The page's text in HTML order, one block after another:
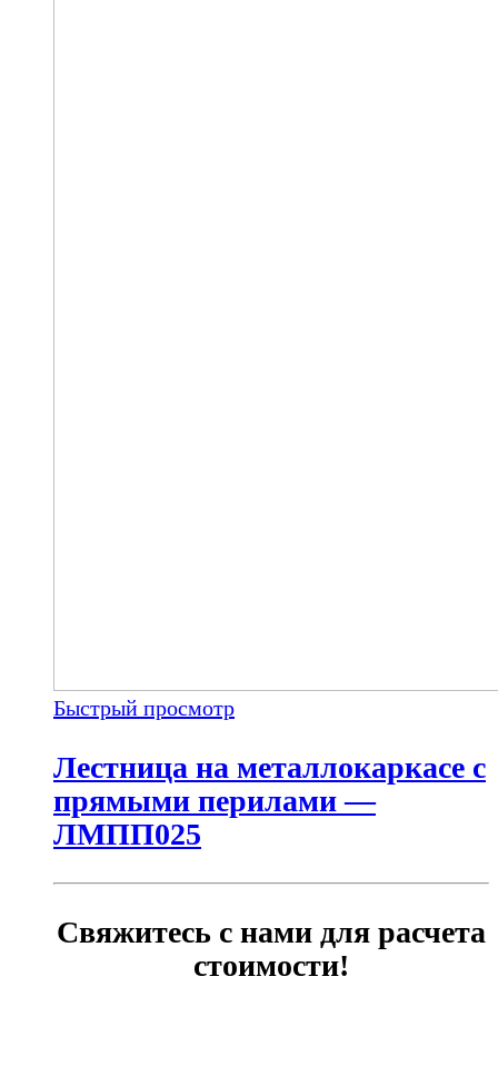
Быстрый просмотр
Лестница на металлокаркасе с
прямыми перилами —
ЛМПП025
Свяжитесь с нами для расчета
стоимости!